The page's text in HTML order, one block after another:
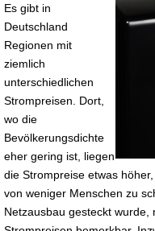
Es gibt in
Deutschland
Regionen mit
ziemlich
unterschiedlichen
Strompreisen. Dort,
wo die
Bevölkerungsdichte
eher gering ist, liegen
die Strompreise etwas
von weniger Menschen zu
Netzausbau gesteckt wurde,